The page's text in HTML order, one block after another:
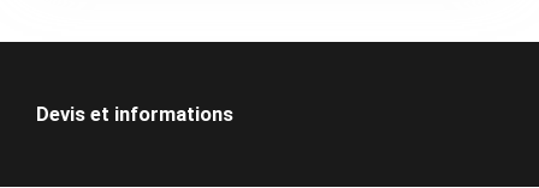
Devis et informations